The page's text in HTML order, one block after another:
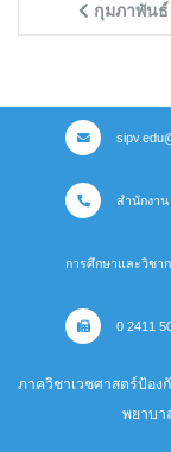
กุมภาพันธ์
สำนักงาน
การศึกษาและวิชา
0 2411
ภาควิชาเวชศาสตร์ป้อ
พยาบา